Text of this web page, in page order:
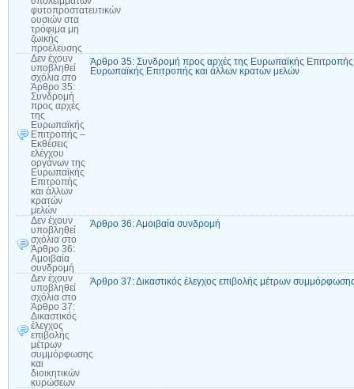
φυτοπροστατευτικών
ουσιών στα
τρόφιμα μη
ζωικής
προέλευσης
Δεν έχουν
υποβληθεί
σχόλια στο
Άρθρο 35:
Συνδρομή
προς αρχές
της
Ευρωπαϊκής
Επιτροπής –
Εκθέσεις
ελέγχου
οργάνων της
Ευρωπαϊκής
Επιτροπής
και άλλων
κρατών
μελών
Άρθρο 35: Συνδρομή προς αρχές της Ευρωπαϊκής Επιτροπής
Ευρωπαϊκής Επιτροπής και άλλων κρατών μελών
Δεν έχουν
υποβληθεί
σχόλια στο
Άρθρο 36:
Αμοιβαία
συνδρομή
Άρθρο 36: Αμοιβαία συνδρομή
Δεν έχουν
υποβληθεί
σχόλια στο
Άρθρο 37:
Δικαστικός
έλεγχος
επιβολής
μέτρων
συμμόρφωσης
και
διοικητικών
κυρώσεων
Άρθρο 37: Δικαστικός έλεγχος επιβολής μέτρων